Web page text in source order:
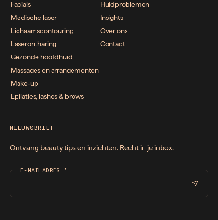
Facials
Medische laser
Lichaamscontouring
Laserontharing
Gezonde hoofdhuid
Massages en arrangementen
Make-up
Epilaties, lashes & brows
Huidproblemen
Insights
Over ons
Contact
NIEUWSBRIEF
Ontvang beauty tips en inzichten. Recht in je inbox.
E-MAILADRES *